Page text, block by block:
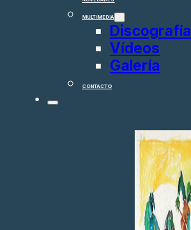
MULTIMEDIA
Discografía
Vídeos
Galería
CONTACTO